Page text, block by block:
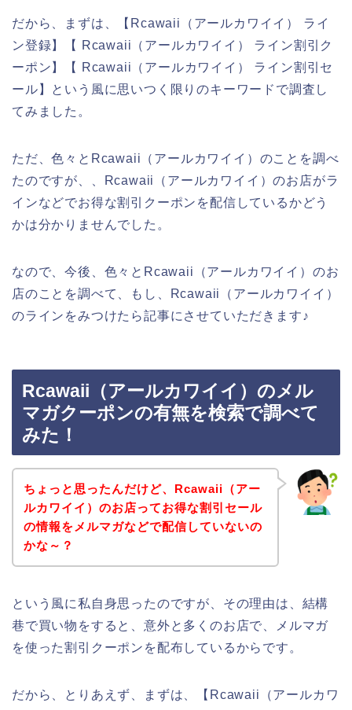
だから、まずは、【Rcawaii（アールカワイイ） ライ
ン登録】【 Rcawaii（アールカワイイ） ライン割引ク
ーポン】【 Rcawaii（アールカワイイ） ライン割引セ
ール】という風に思いつく限りのキーワードで調査し
てみました。
ただ、色々とRcawaii（アールカワイイ）のことを調べ
たのですが、、Rcawaii（アールカワイイ）のお店がラ
インなどでお得な割引クーポンを配信しているかどう
かは分かりませんでした。
なので、今後、色々とRcawaii（アールカワイイ）のお
店のことを調べて、もし、Rcawaii（アールカワイイ）
のラインをみつけたら記事にさせていただきます♪
Rcawaii（アールカワイイ）のメル
マガクーポンの有無を検索で調べて
みた！
ちょっと思ったんだけど、Rcawaii（アー
ルカワイイ）のお店ってお得な割引セール
の情報をメルマガなどで配信していないの
かな～？
という風に私自身思ったのですが、その理由は、結構
巷で買い物をすると、意外と多くのお店で、メルマガ
を使った割引クーポンを配布しているからです。
だから、とりあえず、まずは、【Rcawaii（アールカワ